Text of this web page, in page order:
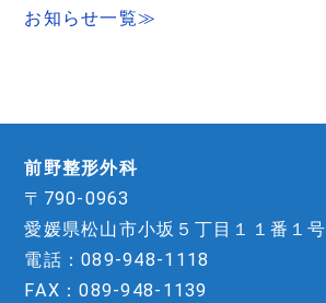
お知らせ一覧≫
前野整形外科
〒790-0963
愛媛県松山市小坂５丁目１１番１号
電話：089-948-1118
FAX：089-948-1139